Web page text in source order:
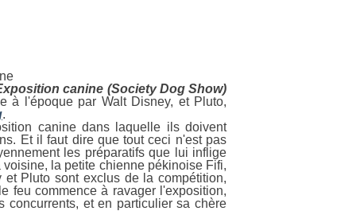
canine (Society Dog Show)
à l'époque par Walt Disney, et Pluto,
.
canine dans laquelle ils doivent
Et il faut dire que tout ceci n'est pas
les préparatifs que lui inflige
la petite chienne pékinoise Fifi,
Pluto sont exclus de la compétition,
feu commence à ravager l'exposition,
concurrents, et en particulier sa chère